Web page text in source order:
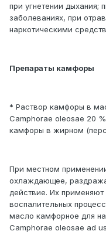
при угнетении дыхания;
заболеваниях, при
наркотическими
Препараты камфоры
* Раствор камфоры в
Camphorae oleosae 20
камфоры в жирном
При местном
охлаждающее,
действие. Их
воспалительных
масло камфорное для
Camphorae oleosae аd